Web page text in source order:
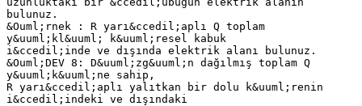
bulunuz.
&Ouml;rnek : R yarı&ccedil;aplı Q toplam
y&uuml;kl&uuml; k&uuml;resel kabuk
i&ccedil;inde ve dışında elektrik alanı bulunuz.
&Ouml;DEV 8: D&uuml;zg&uuml;n dağılmış toplam Q
y&uuml;k&uuml;ne sahip,
R yarı&ccedil;aplı yalıtkan bir dolu k&uuml;renin
i&ccedil;indeki ve dışındaki